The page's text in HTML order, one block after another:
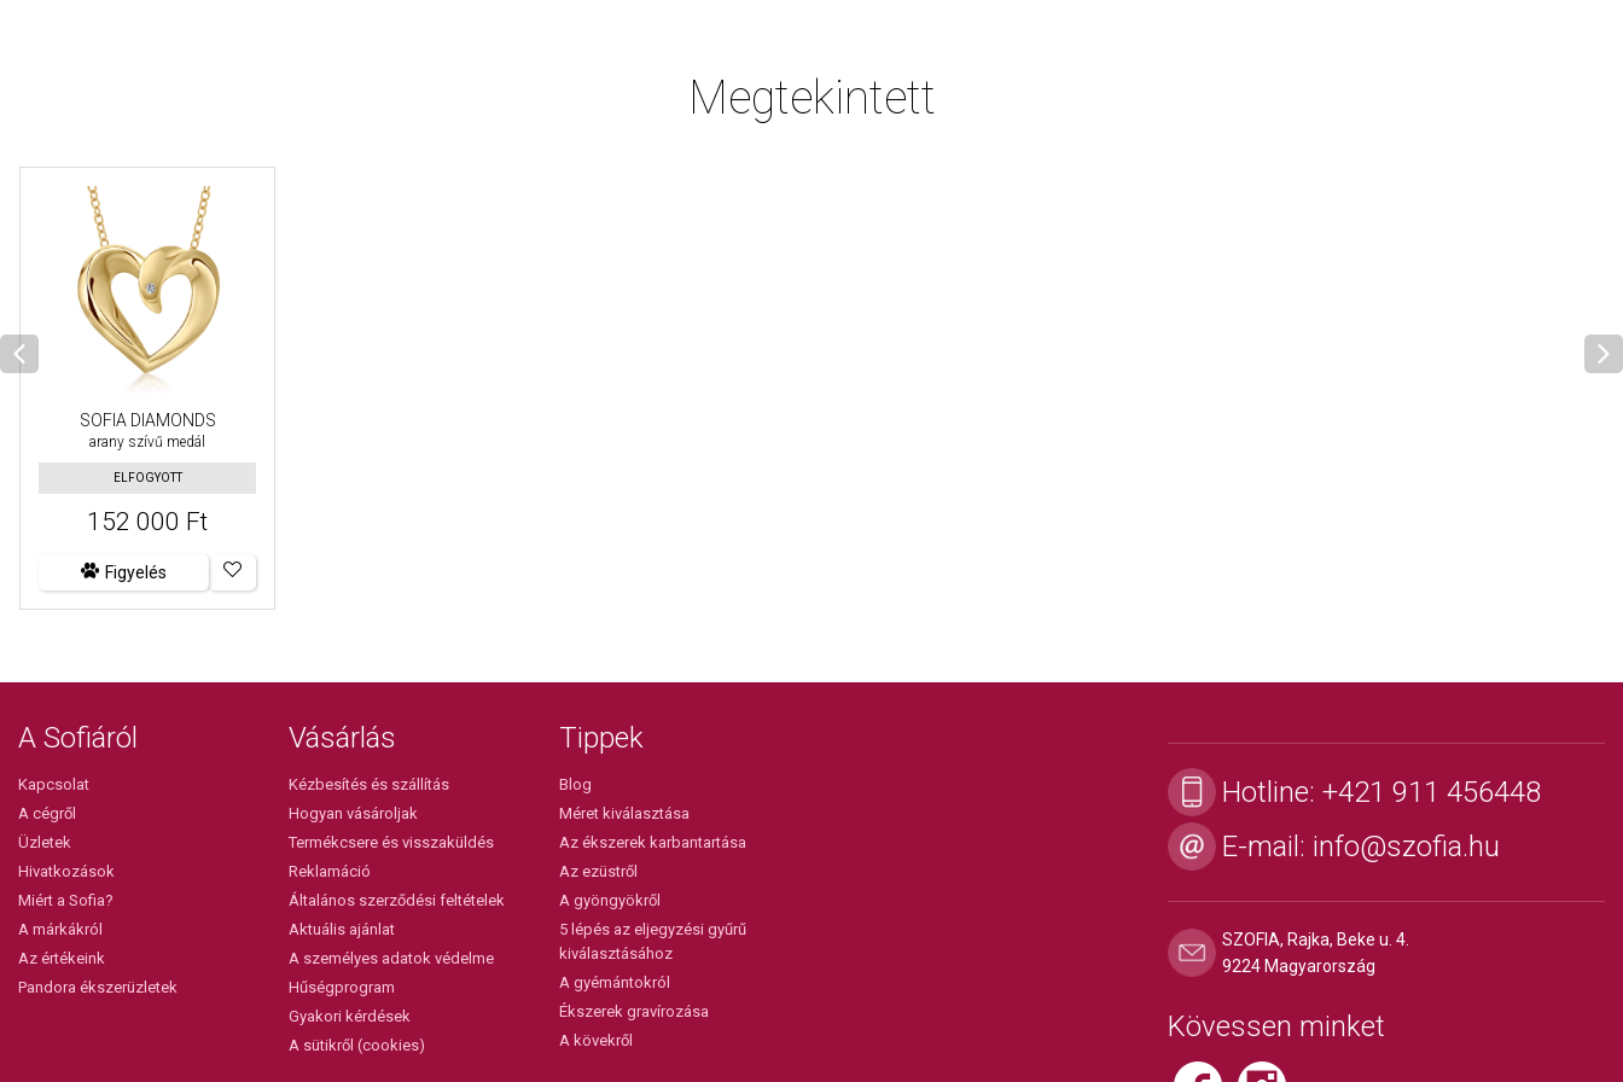
Megtekintett
SOFIA DIAMONDS
arany szívű medál
ELFOGYOTT
152 000 Ft
Figyelés
A Sofiáról
Kapcsolat
A cégről
Üzletek
Hivatkozások
Miért a Sofia?
A márkákról
Az értékeink
Pandora ékszerüzletek
Vásárlás
Kézbesítés és szállítás
Hogyan vásároljak
Termékcsere és visszaküldés
Reklamáció
Általános szerződési feltételek
Aktuális ajánlat
A személyes adatok védelme
Hűségprogram
Gyakori kérdések
A sütikről (cookies)
Tippek
Blog
Méret kiválasztása
Az ékszerek karbantartása
Az ezüstről
A gyöngyökről
5 lépés az eljegyzési gyűrű
kiválasztásához
A gyémántokról
Ékszerek gravírozása
A kövekről
Hotline: +421 911 456448
E-mail: info@szofia.hu
SZOFIA, Rajka, Beke u. 4.
9224 Magyarország
Kövessen minket